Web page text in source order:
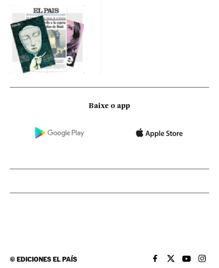
Baixe o app
©EDICIONES EL PAÍS EL PAÍS BRASIL EN
EL PAÍSEL PAÍS
EL